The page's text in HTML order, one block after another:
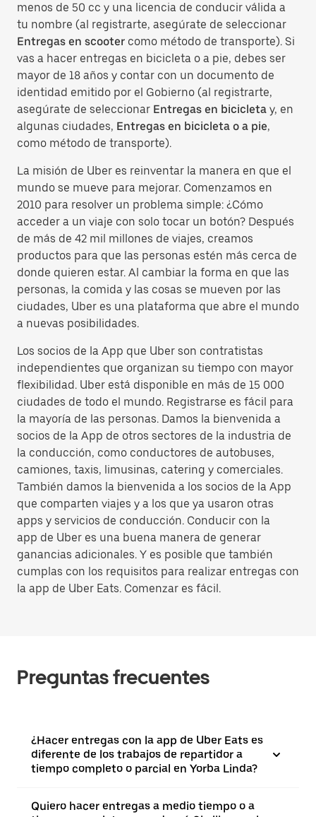
menos de 50 cc y una licencia de conducir válida a
tu nombre (al registrarte, asegúrate de seleccionar
Entregas en scooter como método de transporte). Si
vas a hacer entregas en bicicleta o a pie, debes ser
mayor de 18 años y contar con un documento de
identidad emitido por el Gobierno (al registrarte,
asegúrate de seleccionar Entregas en bicicleta y, en
algunas ciudades, Entregas en bicicleta o a pie,
como método de transporte).
La misión de Uber es reinventar la manera en que el
mundo se mueve para mejorar. Comenzamos en
2010 para resolver un problema simple: ¿Cómo
acceder a un viaje con solo tocar un botón? Después
de más de 42 mil millones de viajes, creamos
productos para que las personas estén más cerca de
donde quieren estar. Al cambiar la forma en que las
personas, la comida y las cosas se mueven por las
ciudades, Uber es una plataforma que abre el mundo
a nuevas posibilidades.
Los socios de la App que Uber son contratistas
independientes que organizan su tiempo con mayor
flexibilidad. Uber está disponible en más de 15 000
ciudades de todo el mundo. Registrarse es fácil para
la mayoría de las personas. Damos la bienvenida a
socios de la App de otros sectores de la industria de
la conducción, como conductores de autobuses,
camiones, taxis, limusinas, catering y comerciales.
También damos la bienvenida a los socios de la App
que comparten viajes y a los que ya usaron otras
apps y servicios de conducción. Conducir con la
app de Uber es una buena manera de generar
ganancias adicionales. Y es posible que también
cumplas con los requisitos para realizar entregas con
la app de Uber Eats. Comenzar es fácil.
Preguntas frecuentes
¿Hacer entregas con la app de Uber Eats es
diferente de los trabajos de repartidor a
tiempo completo o parcial en Yorba Linda?
Quiero hacer entregas a medio tiempo o a